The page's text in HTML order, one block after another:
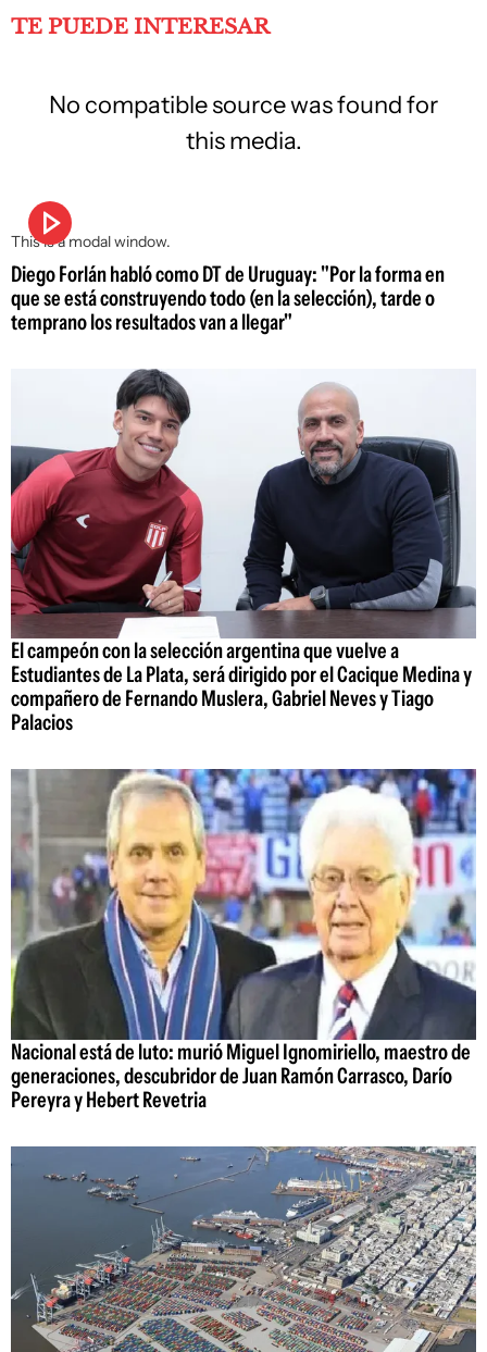
TE PUEDE INTERESAR
This is a modal window.
No compatible source was found for
this media.
Diego Forlán habló como DT de Uruguay: "Por la forma en
que se está construyendo todo (en la selección), tarde o
temprano los resultados van a llegar"
El campeón con la selección argentina que vuelve a
Estudiantes de La Plata, será dirigido por el Cacique Medina y
compañero de Fernando Muslera, Gabriel Neves y Tiago
Palacios
Nacional está de luto: murió Miguel Ignomiriello, maestro de
generaciones, descubridor de Juan Ramón Carrasco, Darío
Pereyra y Hebert Revetria